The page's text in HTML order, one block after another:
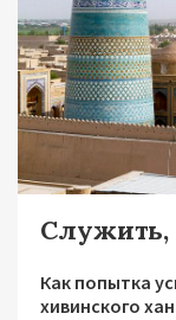
Служить,
Как попытка
хивинского